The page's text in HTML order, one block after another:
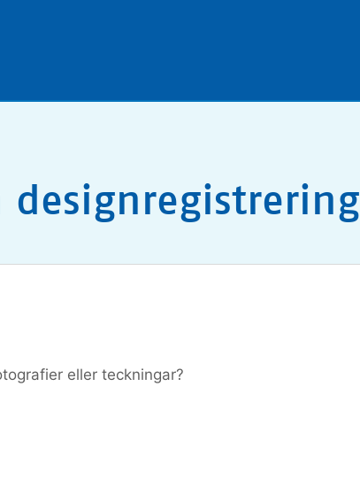
designregistrering
eller teckningar?